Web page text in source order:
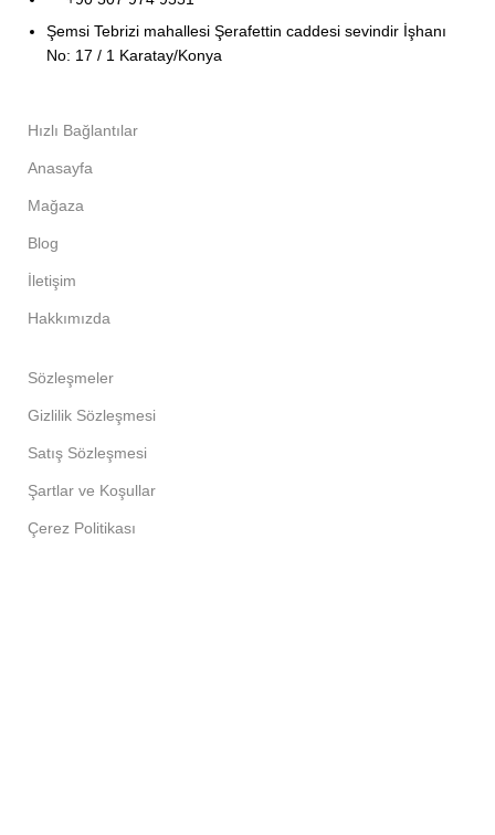
Şemsi Tebrizi mahallesi Şerafettin caddesi sevindir İşhanı
No: 17 / 1 Karatay/Konya
Hızlı Bağlantılar
Anasayfa
Mağaza
Blog
İletişim
Hakkımızda
Sözleşmeler
Gizlilik Sözleşmesi
Satış Sözleşmesi
Şartlar ve Koşullar
Çerez Politikası